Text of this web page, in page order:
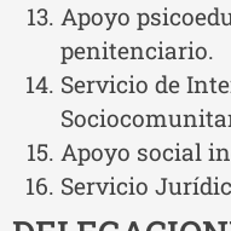
Apoyo
penitenciario.
Servicio de
Apoyo social
Servicio